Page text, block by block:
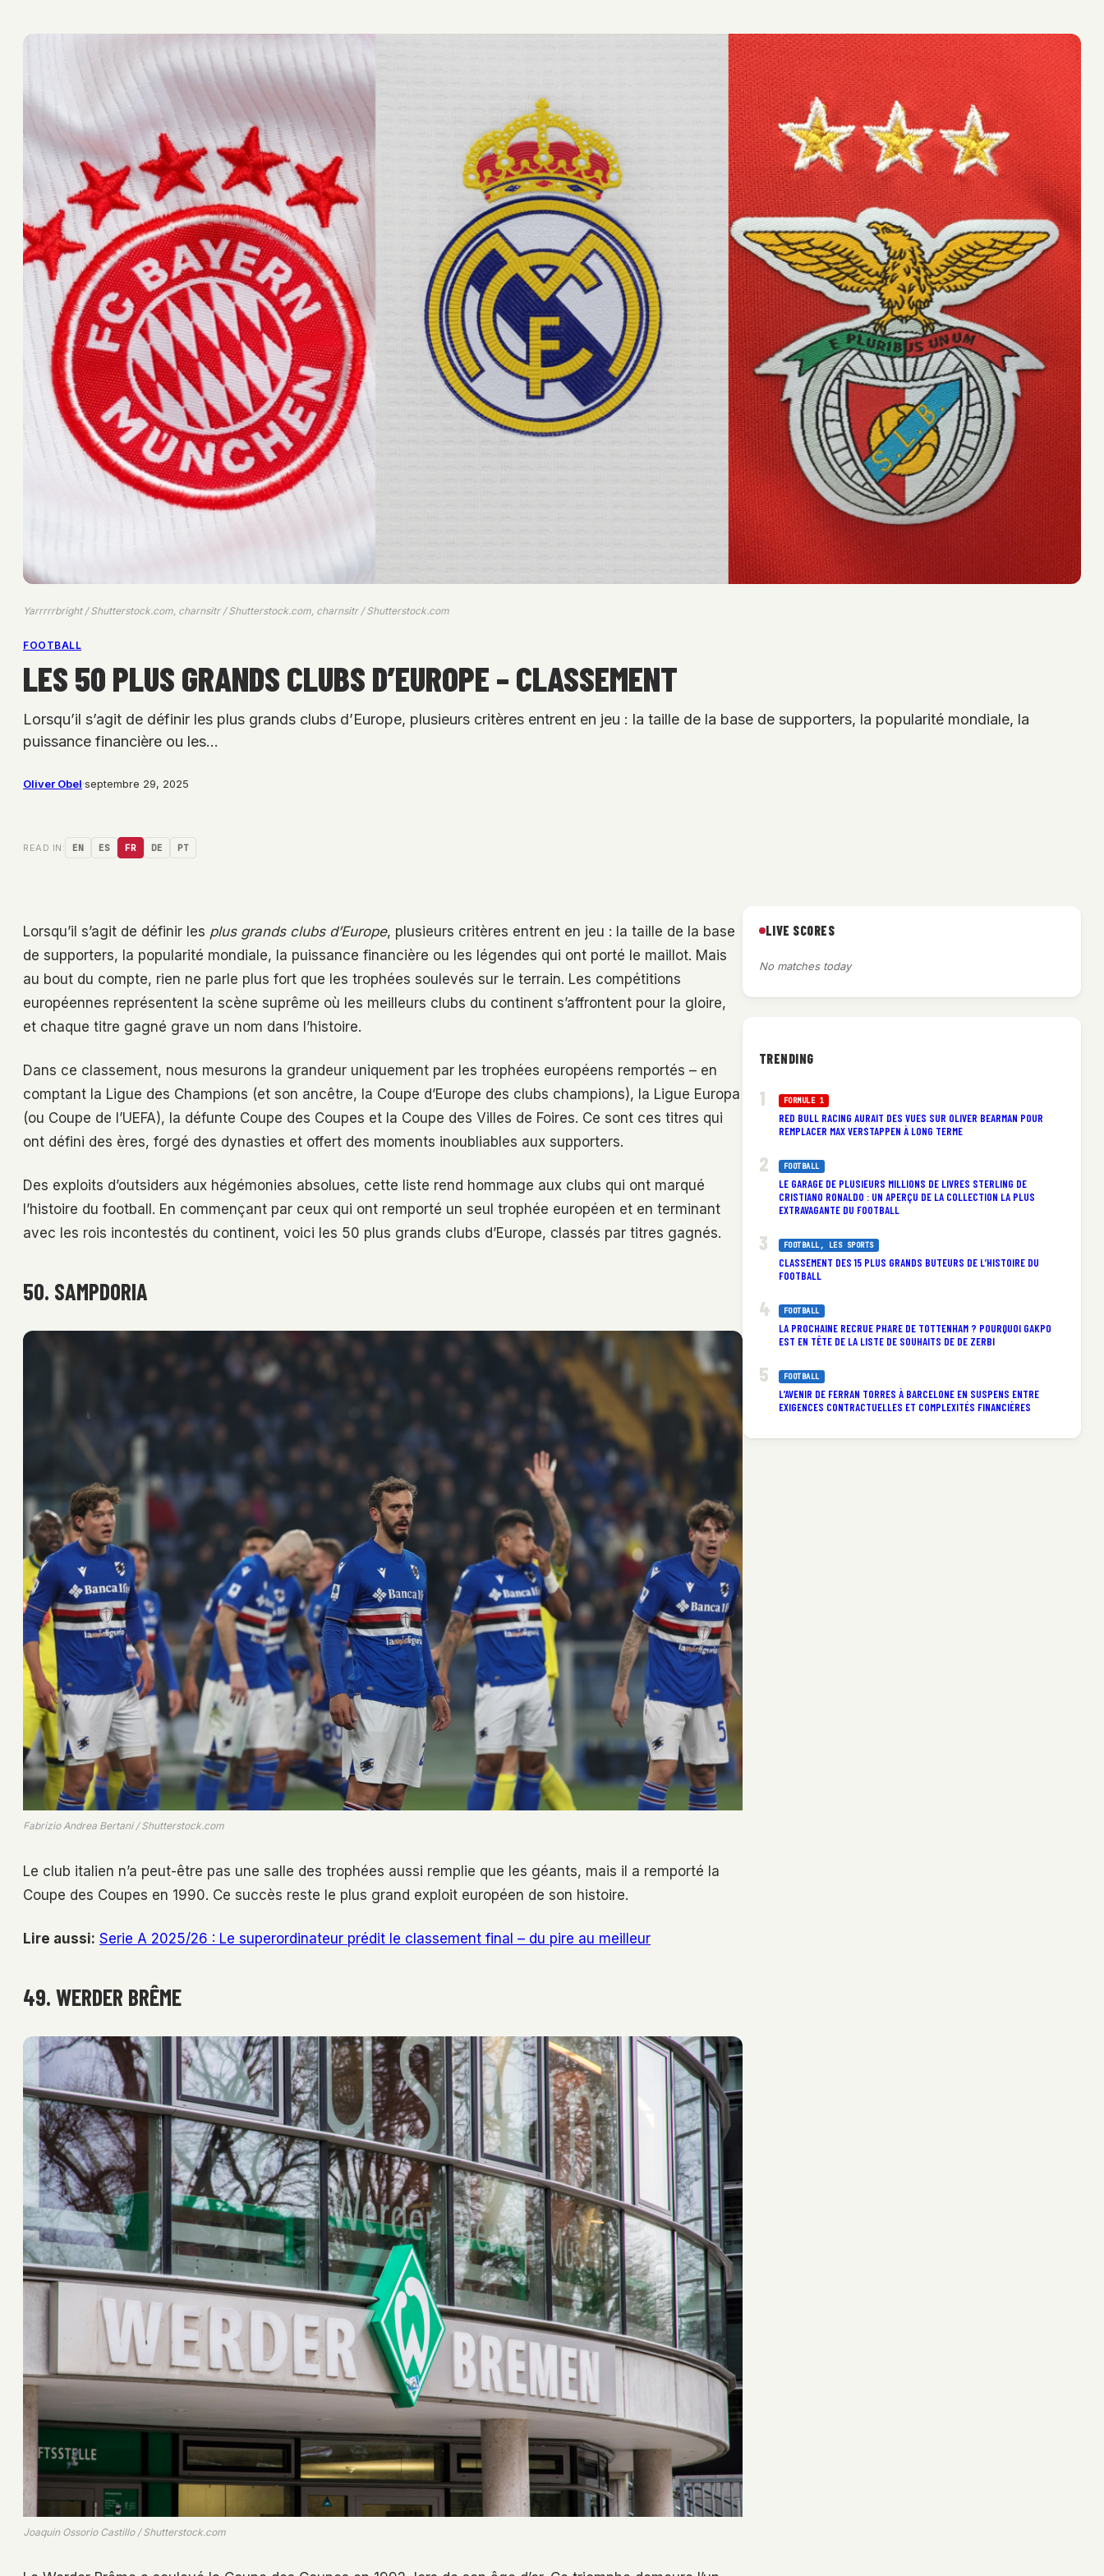
Yarrrrrbright / Shutterstock.com, charnsitr / Shutterstock.com, charnsitr / Shutterstock.com
FOOTBALL
LES 50 PLUS GRANDS CLUBS D’EUROPE – CLASSEMENT
Lorsqu’il s’agit de définir les plus grands clubs d’Europe, plusieurs critères entrent en jeu : la taille de la base de supporters, la popularité mondiale, la
puissance financière ou les…
Oliver Obel·septembre 29, 2025
READ IN: EN ES FR DE PT
Lorsqu’il s’agit de définir les plus grands clubs d’Europe, plusieurs critères entrent en jeu : la taille de la base
de supporters, la popularité mondiale, la puissance financière ou les légendes qui ont porté le maillot. Mais
au bout du compte, rien ne parle plus fort que les trophées soulevés sur le terrain. Les compétitions
européennes représentent la scène suprême où les meilleurs clubs du continent s’affrontent pour la gloire,
et chaque titre gagné grave un nom dans l’histoire.
Dans ce classement, nous mesurons la grandeur uniquement par les trophées européens remportés – en
comptant la Ligue des Champions (et son ancêtre, la Coupe d’Europe des clubs champions), la Ligue Europa
(ou Coupe de l’UEFA), la défunte Coupe des Coupes et la Coupe des Villes de Foires. Ce sont ces titres qui
ont défini des ères, forgé des dynasties et offert des moments inoubliables aux supporters.
Des exploits d’outsiders aux hégémonies absolues, cette liste rend hommage aux clubs qui ont marqué
l’histoire du football. En commençant par ceux qui ont remporté un seul trophée européen et en terminant
avec les rois incontestés du continent, voici les 50 plus grands clubs d’Europe, classés par titres gagnés.
50. SAMPDORIA
Fabrizio Andrea Bertani / Shutterstock.com
Le club italien n’a peut-être pas une salle des trophées aussi remplie que les géants, mais il a remporté la
Coupe des Coupes en 1990. Ce succès reste le plus grand exploit européen de son histoire.
Lire aussi: Serie A 2025/26 : Le superordinateur prédit le classement final – du pire au meilleur
49. WERDER BRÊME
Joaquin Ossorio Castillo / Shutterstock.com
LIVE SCORES
No matches today
TRENDING
FORMULE 1
RED BULL RACING AURAIT DES VUES SUR OLIVER BEARMAN POUR
REMPLACER MAX VERSTAPPEN À LONG TERME
FOOTBALL
LE GARAGE DE PLUSIEURS MILLIONS DE LIVRES STERLING DE
CRISTIANO RONALDO : UN APERÇU DE LA COLLECTION LA PLUS
EXTRAVAGANTE DU FOOTBALL
FOOTBALL, LES SPORTS
CLASSEMENT DES 15 PLUS GRANDS BUTEURS DE L’HISTOIRE DU
FOOTBALL
FOOTBALL
LA PROCHAINE RECRUE PHARE DE TOTTENHAM ? POURQUOI GAKPO
EST EN TÊTE DE LA LISTE DE SOUHAITS DE DE ZERBI
FOOTBALL
L’AVENIR DE FERRAN TORRES À BARCELONE EN SUSPENS ENTRE
EXIGENCES CONTRACTUELLES ET COMPLEXITÉS FINANCIÈRES